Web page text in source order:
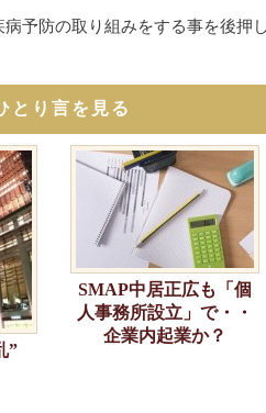
予防の取り組みをする事を後押
とり言を見る
”
SMAP中居正広も「個
人事務所設立」で・・
企業内起業か？